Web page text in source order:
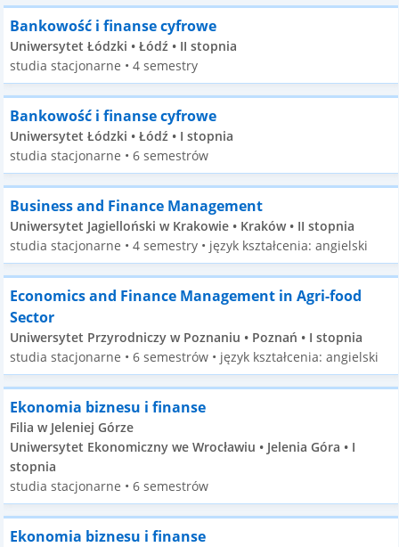
Bankowość i finanse cyfrowe
Uniwersytet Łódzki • Łódź • II stopnia
studia stacjonarne • 4 semestry
Bankowość i finanse cyfrowe
Uniwersytet Łódzki • Łódź • I stopnia
studia stacjonarne • 6 semestrów
Business and Finance Management
Uniwersytet Jagielloński w Krakowie • Kraków • II stopnia
studia stacjonarne • 4 semestry • język kształcenia: angielski
Economics and Finance Management in Agri-food
Sector
Uniwersytet Przyrodniczy w Poznaniu • Poznań • I stopnia
studia stacjonarne • 6 semestrów • język kształcenia: angielski
Ekonomia biznesu i finanse
Filia w Jeleniej Górze
Uniwersytet Ekonomiczny we Wrocławiu • Jelenia Góra • I
stopnia
studia stacjonarne • 6 semestrów
Ekonomia biznesu i finanse